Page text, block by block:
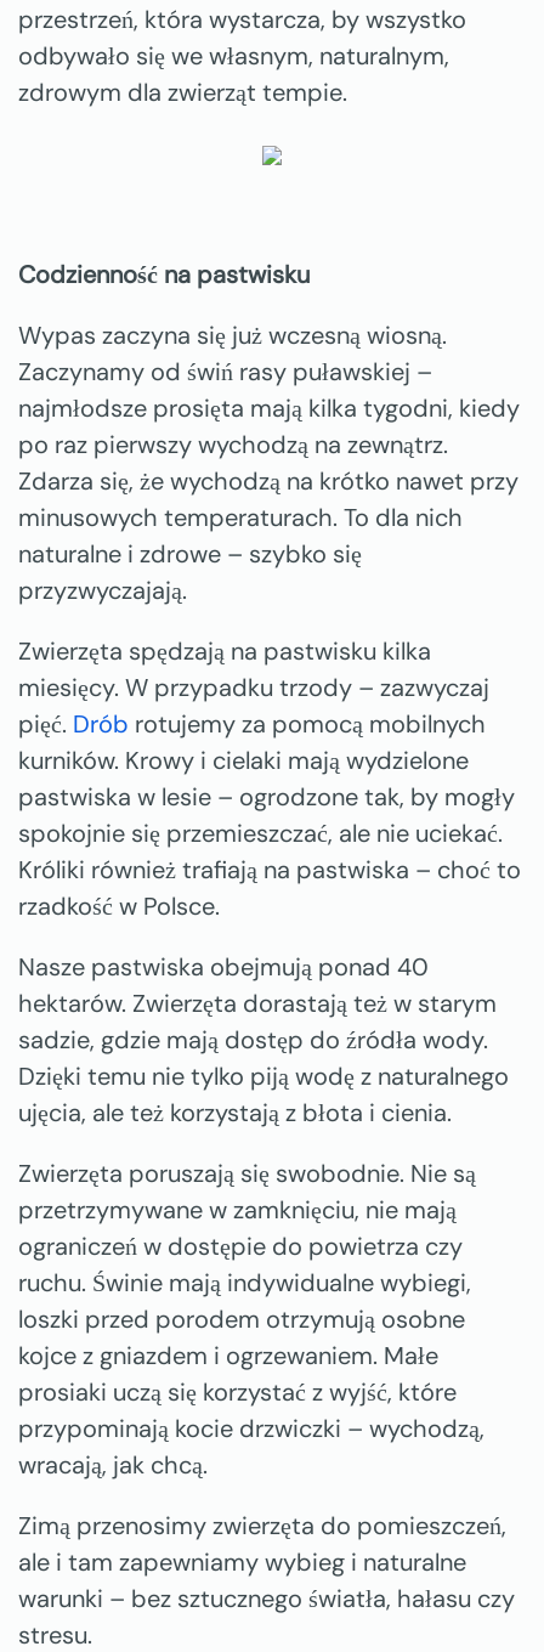
przestrzeń, która wystarcza, by wszystko
odbywało się we własnym, naturalnym,
zdrowym dla zwierząt tempie.
Codzienność na pastwisku
Wypas zaczyna się już wczesną wiosną.
Zaczynamy od świń rasy puławskiej –
najmłodsze prosięta mają kilka tygodni, kiedy
po raz pierwszy wychodzą na zewnątrz.
Zdarza się, że wychodzą na krótko nawet przy
minusowych temperaturach. To dla nich
naturalne i zdrowe – szybko się
przyzwyczajają.
Zwierzęta spędzają na pastwisku kilka
miesięcy. W przypadku trzody – zazwyczaj
pięć. Drób rotujemy za pomocą mobilnych
kurników. Krowy i cielaki mają wydzielone
pastwiska w lesie – ogrodzone tak, by mogły
spokojnie się przemieszczać, ale nie uciekać.
Króliki również trafiają na pastwiska – choć to
rzadkość w Polsce.
Nasze pastwiska obejmują ponad 40
hektarów. Zwierzęta dorastają też w starym
sadzie, gdzie mają dostęp do źródła wody.
Dzięki temu nie tylko piją wodę z naturalnego
ujęcia, ale też korzystają z błota i cienia.
Zwierzęta poruszają się swobodnie. Nie są
przetrzymywane w zamknięciu, nie mają
ograniczeń w dostępie do powietrza czy
ruchu. Świnie mają indywidualne wybiegi,
loszki przed porodem otrzymują osobne
kojce z gniazdem i ogrzewaniem. Małe
prosiaki uczą się korzystać z wyjść, które
przypominają kocie drzwiczki – wychodzą,
wracają, jak chcą.
Zimą przenosimy zwierzęta do pomieszczeń,
ale i tam zapewniamy wybieg i naturalne
warunki – bez sztucznego światła, hałasu czy
stresu.